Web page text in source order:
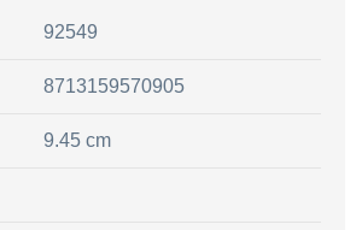
92549
8713159570905
9.45 cm